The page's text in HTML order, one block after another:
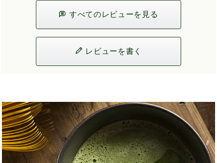
すべてのレビューを見る
レビューを書く